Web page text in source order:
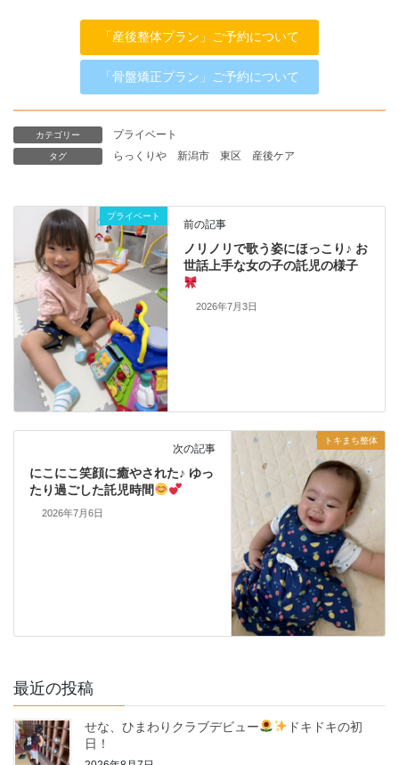
「産後整体プラン」ご予約について
「骨盤矯正プラン」ご予約について
カテゴリー プライベート
タグ らっくりや 新潟市 東区 産後ケア
プライベート
前の記事
ノリノリで歌う姿にほっこり♪ お
世話上手な女の子の託児の様子
2026年7月3日
トキまち整体
次の記事
にこにこ笑顔に癒やされた♪ ゆっ
たり過ごした託児時間
2026年7月6日
最近の投稿
せな、ひまわりクラブデビュー
ドキドキの初
日！